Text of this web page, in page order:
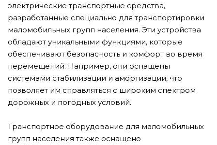
электрические транспортные средства,
разработанные специально для транспортировки
маломобильных групп населения. Эти устройства
обладают уникальными функциями, которые
обеспечивают безопасность и комфорт во время
перемещений. Например, они оснащены
системами стабилизации и амортизации, что
позволяет им справляться с широким спектром
дорожных и погодных условий.
Транспортное оборудование для маломобильных
групп населения также оснащено